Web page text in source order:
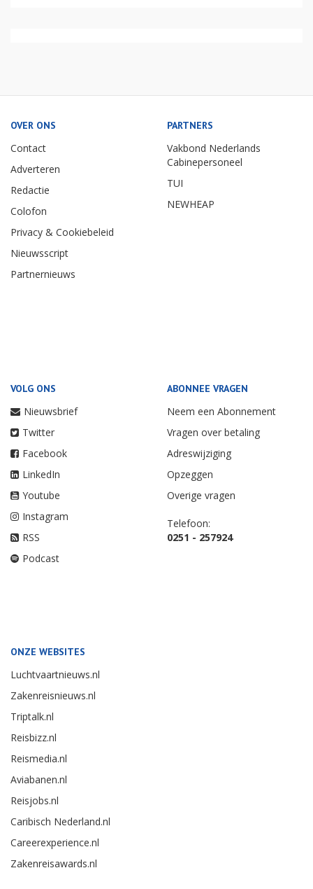
OVER ONS
Contact
Adverteren
Redactie
Colofon
Privacy & Cookiebeleid
Nieuwsscript
Partnernieuws
PARTNERS
Vakbond Nederlands
Cabinepersoneel
TUI
NEWHEAP
VOLG ONS
Nieuwsbrief
Twitter
Facebook
LinkedIn
Youtube
Instagram
RSS
Podcast
ABONNEE VRAGEN
Neem een Abonnement
Vragen over betaling
Adreswijziging
Opzeggen
Overige vragen
Telefoon:
0251 - 257924
ONZE WEBSITES
Luchtvaartnieuws.nl
Zakenreisnieuws.nl
Triptalk.nl
Reisbizz.nl
Reismedia.nl
Aviabanen.nl
Reisjobs.nl
Caribisch Nederland.nl
Careerexperience.nl
Zakenreisawards.nl